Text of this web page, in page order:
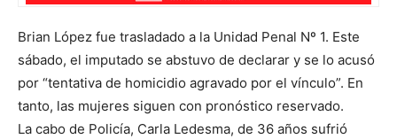
Brian López fue trasladado a la Unidad Penal Nº 1. Este
sábado, el imputado se abstuvo de declarar y se lo acusó
por “tentativa de homicidio agravado por el vínculo”. En
tanto, las mujeres siguen con pronóstico reservado.
La cabo de Policía, Carla Ledesma, de 36 años sufrió